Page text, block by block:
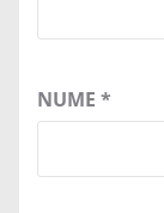
NUME *